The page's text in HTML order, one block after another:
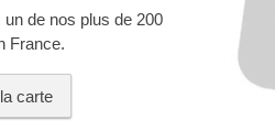
de nos plus de 200
France.
carte